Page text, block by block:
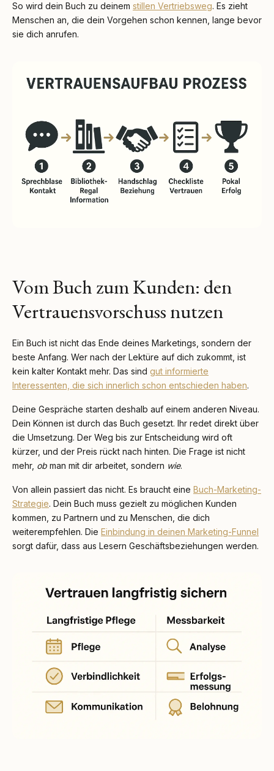
So wird dein Buch zu deinem stillen Vertriebsweg. Es zieht
Menschen an, die dein Vorgehen schon kennen, lange bevor
sie dich anrufen.
Vom Buch zum Kunden: den
Vertrauensvorschuss nutzen
Ein Buch ist nicht das Ende deines Marketings, sondern der
beste Anfang. Wer nach der Lektüre auf dich zukommt, ist
kein kalter Kontakt mehr. Das sind gut informierte
Interessenten, die sich innerlich schon entschieden haben.
Deine Gespräche starten deshalb auf einem anderen Niveau.
Dein Können ist durch das Buch gesetzt. Ihr redet direkt über
die Umsetzung. Der Weg bis zur Entscheidung wird oft
kürzer, und der Preis rückt nach hinten. Die Frage ist nicht
mehr, ob man mit dir arbeitet, sondern wie.
Von allein passiert das nicht. Es braucht eine Buch-Marketing-
Strategie. Dein Buch muss gezielt zu möglichen Kunden
kommen, zu Partnern und zu Menschen, die dich
weiterempfehlen. Die Einbindung in deinen Marketing-Funnel
sorgt dafür, dass aus Lesern Geschäftsbeziehungen werden.